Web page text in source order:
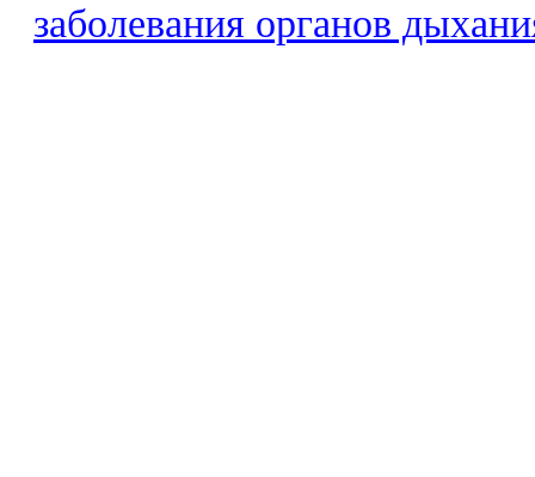
заболевания органов